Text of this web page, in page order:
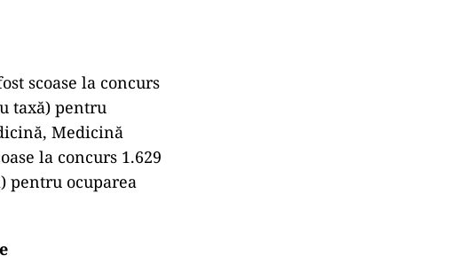
scoase la concurs
taxă) pentru
Medicină
la concurs 1.629
pentru ocuparea